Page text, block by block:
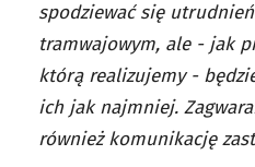
spodziewać się
tramwajowym, ale - jak
którą realizujemy -
ich jak najmniej.
również komunikację